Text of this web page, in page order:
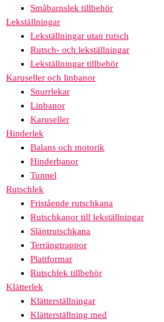
Småbarnslek tillbehör
Lekställningar
Lekställningar utan rutsch
Rutsch- och lekställningar
Lekställningar tillbehör
Karuseller och linbanor
Snurrlekar
Linbanor
Karuseller
Hinderlek
Balans och motorik
Hinderbanor
Tunnel
Rutschlek
Fristående rutschkana
Rutschkanor till lekställningar
Släntrutschkana
Terrängtrappor
Plattformar
Rutschlek tillbehör
Klätterlek
Klätterställningar
Klätterställning med